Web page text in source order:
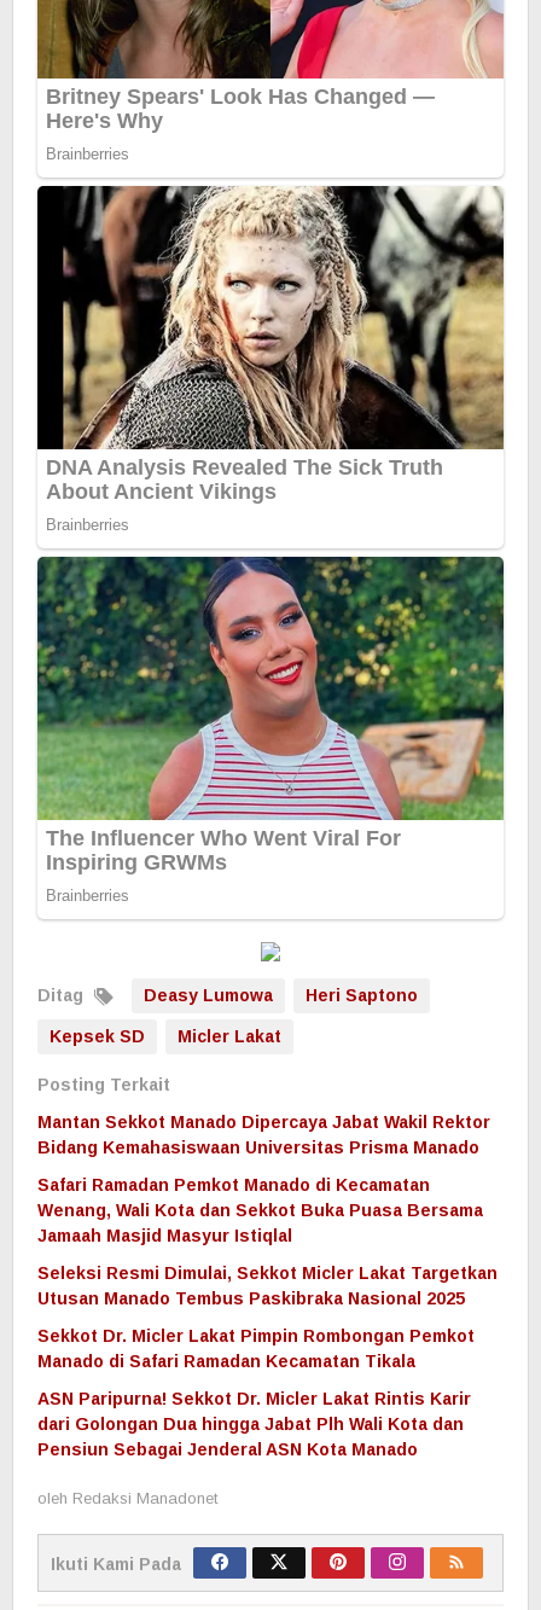
Ditag Deasy Lumowa Heri Saptono
Kepsek SD Micler Lakat
Posting Terkait
Mantan Sekkot Manado Dipercaya Jabat Wakil Rektor
Bidang Kemahasiswaan Universitas Prisma Manado
Safari Ramadan Pemkot Manado di Kecamatan
Wenang, Wali Kota dan Sekkot Buka Puasa Bersama
Jamaah Masjid Masyur Istiqlal
Seleksi Resmi Dimulai, Sekkot Micler Lakat Targetkan
Utusan Manado Tembus Paskibraka Nasional 2025
Sekkot Dr. Micler Lakat Pimpin Rombongan Pemkot
Manado di Safari Ramadan Kecamatan Tikala
ASN Paripurna! Sekkot Dr. Micler Lakat Rintis Karir
dari Golongan Dua hingga Jabat Plh Wali Kota dan
Pensiun Sebagai Jenderal ASN Kota Manado
oleh Redaksi Manadonet
Ikuti Kami Pada